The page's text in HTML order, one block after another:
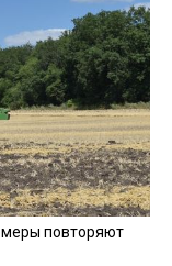
повторяют